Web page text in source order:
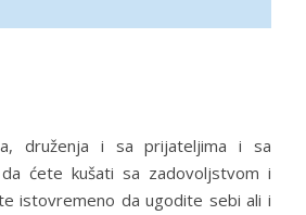
druženja i sa prijateljima i sa
ćete kušati sa zadovoljstvom i
istovremeno da ugodite sebi ali i